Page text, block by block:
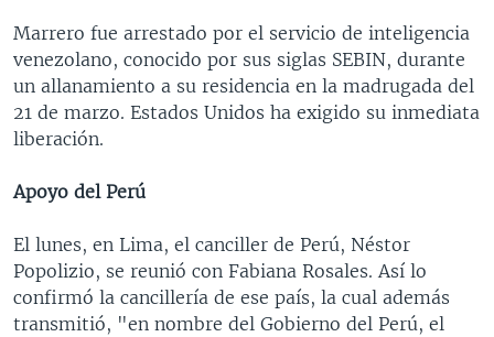
Marrero fue arrestado por el servicio de inteligencia
venezolano, conocido por sus siglas SEBIN, durante
un allanamiento a su residencia en la madrugada del
21 de marzo. Estados Unidos ha exigido su inmediata
liberación.
Apoyo del Perú
El lunes, en Lima, el canciller de Perú, Néstor
Popolizio, se reunió con Fabiana Rosales. Así lo
confirmó la cancillería de ese país, la cual además
transmitió, "en nombre del Gobierno del Perú, el